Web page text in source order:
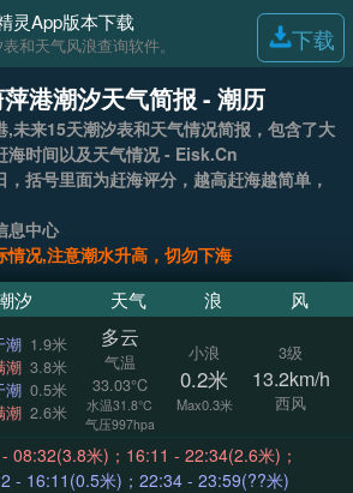
灵App版本下载
和天气风浪查询软件。 下载
港潮汐天气简报 - 潮历
海时间以及天气情况 - Eisk.Cn
括号里面为赶海评分，越高赶海越简单，
息中心
情况,注意潮水升高，切勿下海
汐 天气 浪 风
潮 1.9米
潮 3.8米
潮 0.5米
潮 2.6米
多云
气温
33.03°C
水温31.8°C
气压997hpa
小浪
0.2米
Max0.3米
3级
13.2km/h
西风
： 01:16 - 08:32(3.8米)；16:11 - 22:34(2.6米)；
间： 08:32 - 16:11(0.5米)；22:34 - 23:59(??米)